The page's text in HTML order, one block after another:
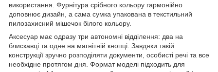
використання. Фурнітура срібного кольору гармонійно
доповнює дизайн, а сама сумка упакована в текстильний
пилозахисний мішечок білого кольору.
Аксесуар має одразу три автономні відділення: два на
блискавці та одне на магнітній кнопці. Завдяки такій
конструкції зручно розподіляти документи, особисті речі та все
необхідне протягом дня. Формат моделі підходить для